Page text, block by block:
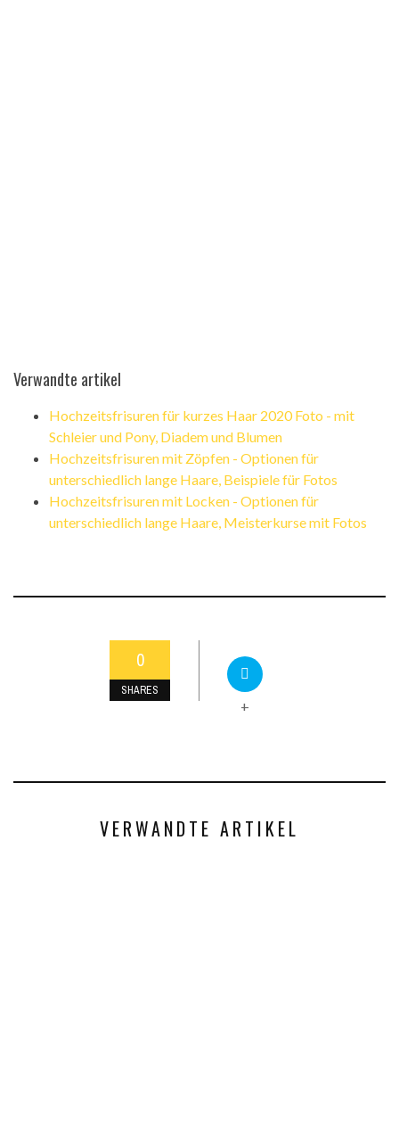
Verwandte artikel
Hochzeitsfrisuren für kurzes Haar 2020 Foto - mit
Schleier und Pony, Diadem und Blumen
Hochzeitsfrisuren mit Zöpfen - Optionen für
unterschiedlich lange Haare, Beispiele für Fotos
Hochzeitsfrisuren mit Locken - Optionen für
unterschiedlich lange Haare, Meisterkurse mit Fotos
0
SHARES
+
VERWANDTE ARTIKEL